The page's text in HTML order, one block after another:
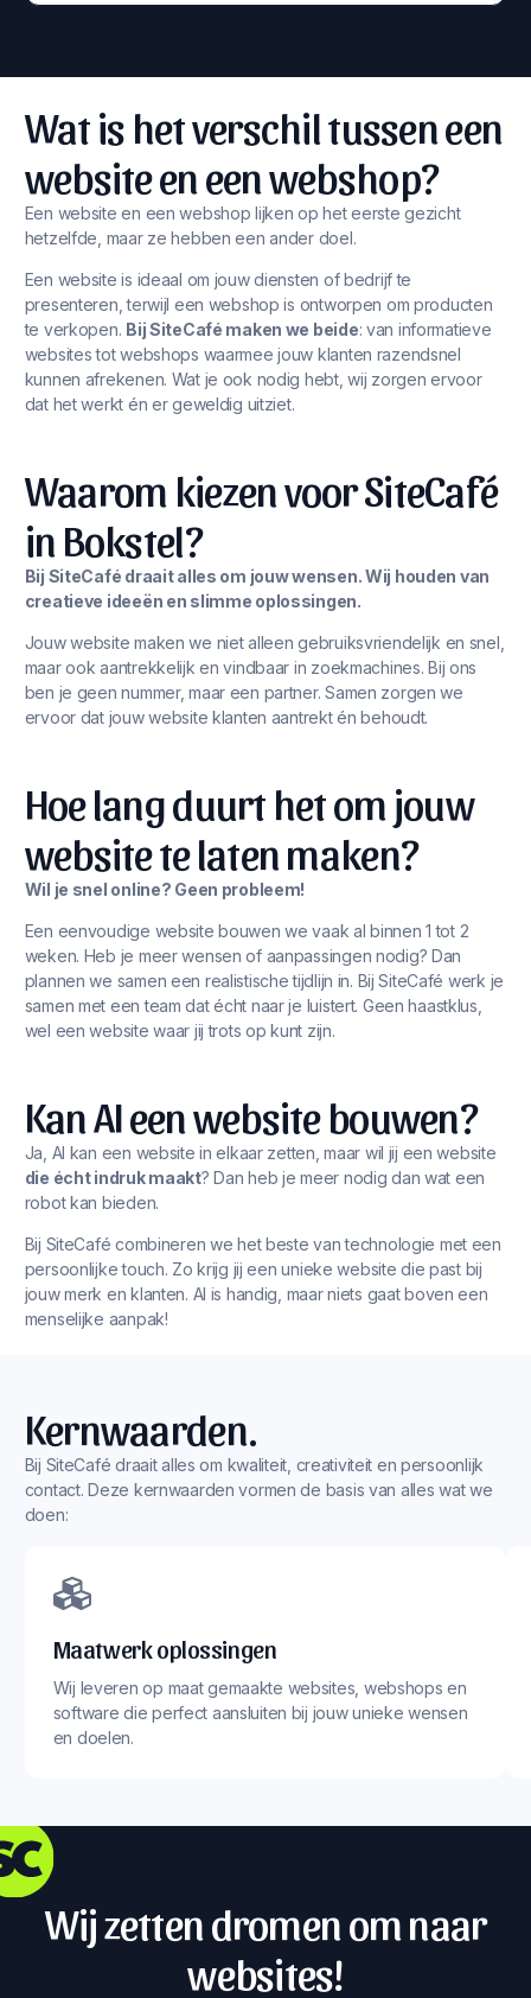
Wat is het verschil tussen een
website en een webshop?
Een website en een webshop lijken op het eerste gezicht
hetzelfde, maar ze hebben een ander doel.
Een website is ideaal om jouw diensten of bedrijf te
presenteren, terwijl een webshop is ontworpen om producten
te verkopen. Bij SiteCafé maken we beide: van informatieve
websites tot webshops waarmee jouw klanten razendsnel
kunnen afrekenen. Wat je ook nodig hebt, wij zorgen ervoor
dat het werkt én er geweldig uitziet.
Waarom kiezen voor SiteCafé
in Bokstel?
Bij SiteCafé draait alles om jouw wensen. Wij houden van
creatieve ideeën en slimme oplossingen.
Jouw website maken we niet alleen gebruiksvriendelijk en snel,
maar ook aantrekkelijk en vindbaar in zoekmachines. Bij ons
ben je geen nummer, maar een partner. Samen zorgen we
ervoor dat jouw website klanten aantrekt én behoudt.
Hoe lang duurt het om jouw
website te laten maken?
Wil je snel online? Geen probleem!
Een eenvoudige website bouwen we vaak al binnen 1 tot 2
weken. Heb je meer wensen of aanpassingen nodig? Dan
plannen we samen een realistische tijdlijn in. Bij SiteCafé werk je
samen met een team dat écht naar je luistert. Geen haastklus,
wel een website waar jij trots op kunt zijn.
Kan AI een website bouwen?
Ja, AI kan een website in elkaar zetten, maar wil jij een website
die écht indruk maakt? Dan heb je meer nodig dan wat een
robot kan bieden.
Bij SiteCafé combineren we het beste van technologie met een
persoonlijke touch. Zo krijg jij een unieke website die past bij
jouw merk en klanten. AI is handig, maar niets gaat boven een
menselijke aanpak!
Kernwaarden.
Bij SiteCafé draait alles om kwaliteit, creativiteit en persoonlijk
contact. Deze kernwaarden vormen de basis van alles wat we
doen:
Maatwerk oplossingen
Wij leveren op maat gemaakte websites, webshops en
software die perfect aansluiten bij jouw unieke wensen
en doelen.
Wij zetten dromen om naar
websites!